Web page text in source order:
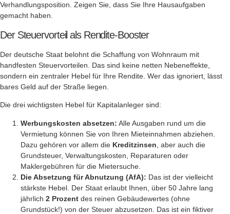
Verhandlungsposition. Zeigen Sie, dass Sie Ihre Hausaufgaben
gemacht haben.
Der Steuervorteil als Rendite-Booster
Der deutsche Staat belohnt die Schaffung von Wohnraum mit
handfesten Steuervorteilen. Das sind keine netten Nebeneffekte,
sondern ein zentraler Hebel für Ihre Rendite. Wer das ignoriert, lässt
bares Geld auf der Straße liegen.
Die drei wichtigsten Hebel für Kapitalanleger sind:
Werbungskosten absetzen: Alle Ausgaben rund um die
Vermietung können Sie von Ihren Mieteinnahmen abziehen.
Dazu gehören vor allem die Kreditzinsen , aber auch die
Grundsteuer, Verwaltungskosten, Reparaturen oder
Maklergebühren für die Mietersuche.
Die Absetzung für Abnutzung (AfA): Das ist der vielleicht
stärkste Hebel. Der Staat erlaubt Ihnen, über 50 Jahre lang
jährlich 2 Prozent des reinen Gebäudewertes (ohne
Grundstück!) von der Steuer abzusetzen. Das ist ein fiktiver